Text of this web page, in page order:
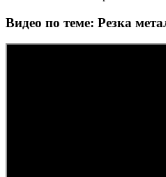
Видео по теме: Резка